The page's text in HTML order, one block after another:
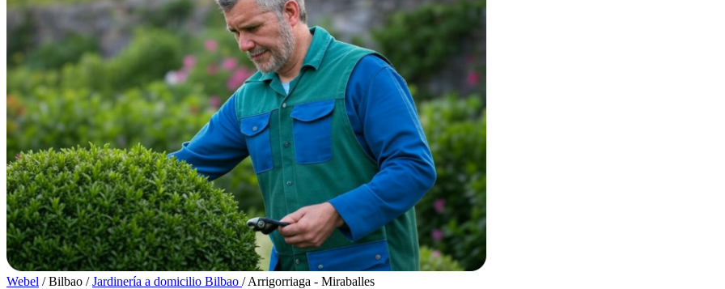
Webel / Bilbao / Jardinería a domicilio Bilbao / Arrigorriaga - Miraballes